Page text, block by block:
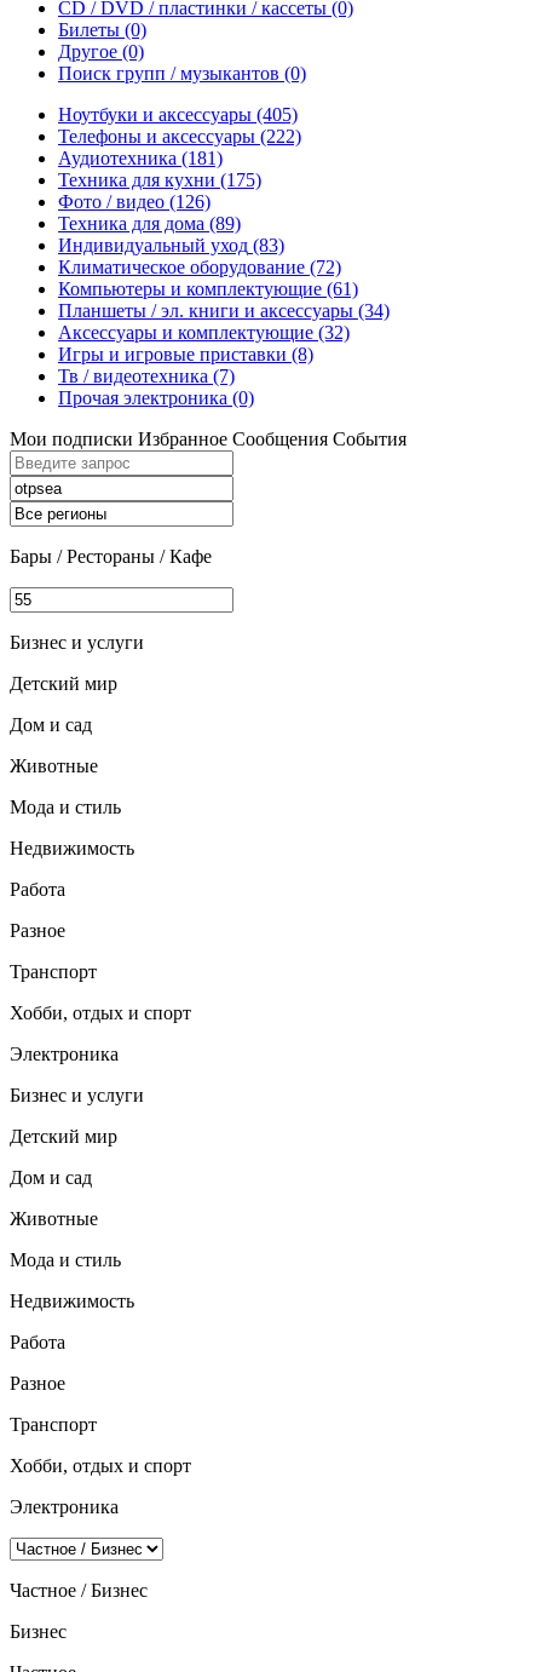
CD / DVD / пластинки / кассеты (0)
Билеты (0)
Другое (0)
Поиск групп / музыкантов (0)
Ноутбуки и аксессуары (405)
Телефоны и аксессуары (222)
Аудиотехника (181)
Техника для кухни (175)
Фото / видео (126)
Техника для дома (89)
Индивидуальный уход (83)
Климатическое оборудование (72)
Компьютеры и комплектующие (61)
Планшеты / эл. книги и аксессуары (34)
Аксессуары и комплектующие (32)
Игры и игровые приставки (8)
Тв / видеотехника (7)
Прочая электроника (0)
Мои подписки Избранное Сообщения События
Бары / Рестораны / Кафе
Бизнес и услуги
Детский мир
Дом и сад
Животные
Мода и стиль
Недвижимость
Работа
Разное
Транспорт
Хобби, отдых и спорт
Электроника
Бизнес и услуги
Детский мир
Дом и сад
Животные
Мода и стиль
Недвижимость
Работа
Разное
Транспорт
Хобби, отдых и спорт
Электроника
Частное / Бизнес
Бизнес